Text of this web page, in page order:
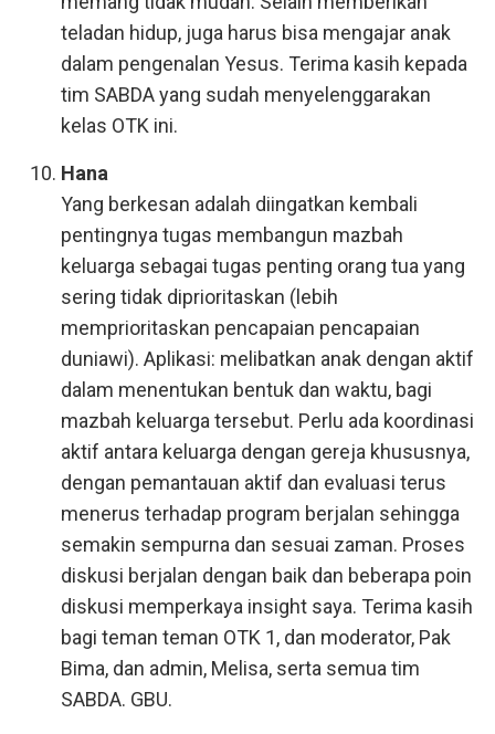
teladan hidup, juga harus bisa mengajar anak
dalam pengenalan Yesus. Terima kasih kepada
tim SABDA yang sudah menyelenggarakan
kelas OTK ini.
Hana
Yang berkesan adalah diingatkan kembali
pentingnya tugas membangun mazbah
keluarga sebagai tugas penting orang tua yang
sering tidak diprioritaskan (lebih
memprioritaskan pencapaian pencapaian
duniawi). Aplikasi: melibatkan anak dengan aktif
dalam menentukan bentuk dan waktu, bagi
mazbah keluarga tersebut. Perlu ada koordinasi
aktif antara keluarga dengan gereja khususnya,
dengan pemantauan aktif dan evaluasi terus
menerus terhadap program berjalan sehingga
semakin sempurna dan sesuai zaman. Proses
diskusi berjalan dengan baik dan beberapa poin
diskusi memperkaya insight saya. Terima kasih
bagi teman teman OTK 1, dan moderator, Pak
Bima, dan admin, Melisa, serta semua tim
SABDA. GBU.